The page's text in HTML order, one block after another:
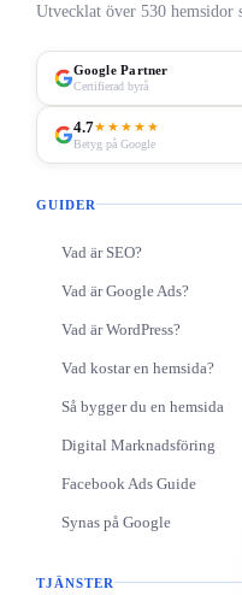
Utvecklat över 530 hemsidor
Google Partner
Certifierad byrå
4.7★★★★★
Betyg på Google
GUIDER
Vad är SEO?
Vad är Google Ads?
Vad är WordPress?
Vad kostar en hemsida?
Så bygger du en hemsida
Digital Marknadsföring
Facebook Ads Guide
Synas på Google
TJÄNSTER